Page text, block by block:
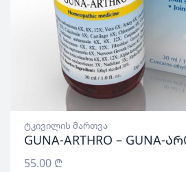
ტკივილის მართვა
GUNA-ARTHRO – GUNA-
55.00 ₾